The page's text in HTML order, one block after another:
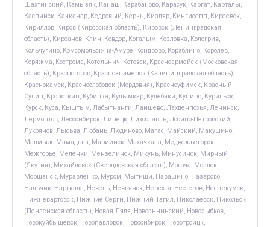
Шахтинский, Камызяк, Канаш, Карабаново, Карасук, Каргат, Карталы,
Каспийск, Качканар, Кедровый, Керчь, Кизляр, Кингисепп, Киреевск,
Кириллов, Киров (Кировская область), Кировск (Ленинградская
область), Кирсанов, Клин, Ковдор, Когалым, Козловка, Кологрив,
Кольчугино, Комсомольск-на-Амуре, Кондрово, Кораблино, Королёв,
Коряжма, Кострома, Котельнич, Котовск, Красноармейск (Московская
область), Красногорск, Краснознаменск (Калининградская область),
Краснокамск, Краснослободск (Мордовия), Красноуфимск, Красный
Сулин, Кропоткин, Кубинка, Кудымкар, Кулебаки, Купино, Курильск,
Курск, Куса, Кыштым, Лабытнанги, Лаишево, Лахденпохья, Ленинск,
Лермонтов, Лесосибирск, Липецк, Лихославль, Лосино-Петровский,
Лукоянов, Лысьва, Любань, Людиново, Магас, Майский, Макушино,
Малмыж, Мамадыш, Мариинск, Махачкала, Медвежьегорск,
Межгорье, Меленки, Мензелинск, Микунь, Минусинск, Мирный
(Якутия), Михайловск (Свердловская область), Могоча, Моздок,
Моршанск, Муравленко, Муром, Мытищи, Навашино, Назарово,
Нальчик, Нарткала, Невель, Невьянск, Нерехта, Нестеров, Нефтекумск,
Нижневартовск, Нижние Серги, Нижний Тагил, Николаевск, Никольск
(Пензенская область), Новая Ляля, Новоаннинский, Новозыбков,
Новокуйбышевск, Новопавловск, Новосибирск, Новотроицк,